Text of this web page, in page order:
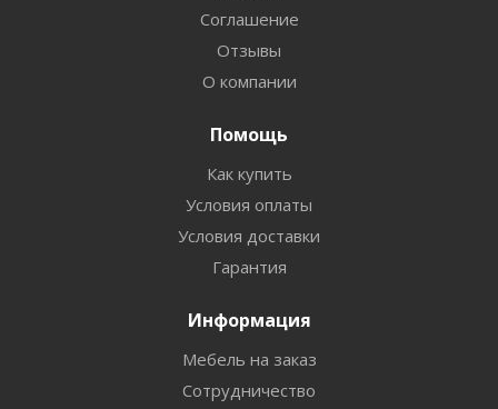
Соглашение
Отзывы
О компании
Помощь
Как купить
Условия оплаты
Условия доставки
Гарантия
Информация
Мебель на заказ
Сотрудничество